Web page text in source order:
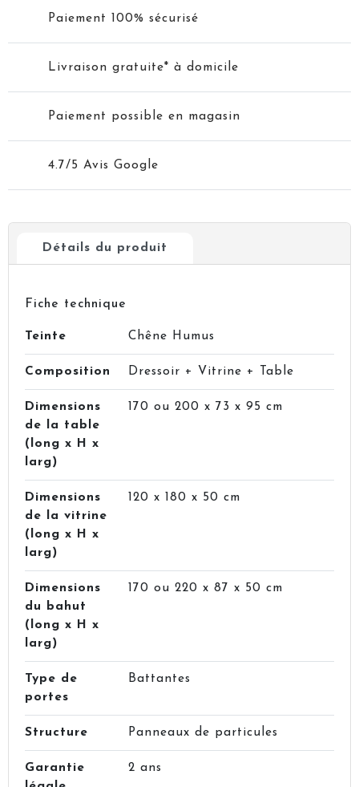
Paiement 100% sécurisé
Livraison gratuite* à domicile
Paiement possible en magasin
4.7/5 Avis Google
Détails du produit
Fiche technique
Teinte Chêne Humus
Composition Dressoir + Vitrine + Table
Dimensions
de la table
(long x H x
larg)
170 ou 200 x 73 x 95 cm
Dimensions
de la vitrine
(long x H x
larg)
120 x 180 x 50 cm
Dimensions
du bahut
(long x H x
larg)
170 ou 220 x 87 x 50 cm
Type de
portes
Battantes
Structure Panneaux de particules
Garantie
2 ans